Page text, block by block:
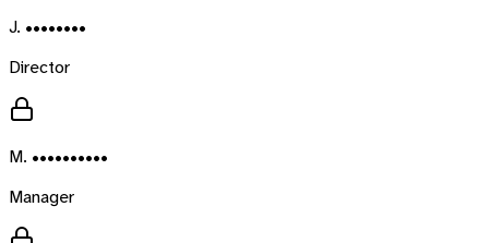
J. ••••••••
Director
M. ••••••••••
Manager